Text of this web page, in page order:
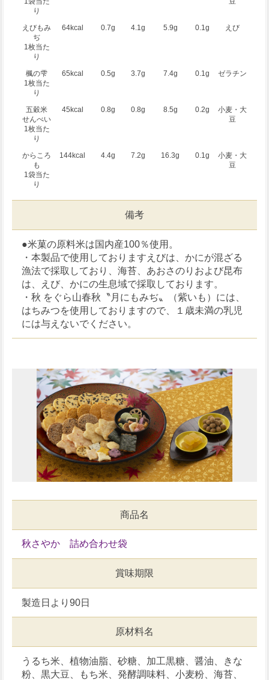
り
えびもみ
ぢ
1枚当た
り
64kcal 0.7g 4.1g 5.9g 0.1g えび
楓の雫
1枚当た
り
65kcal 0.5g 3.7g 7.4g 0.1g ゼラチン
五穀米
せんべい
1枚当た
り
45kcal 0.8g 0.8g 8.5g 0.2g
小麦・大
豆
からころ
も
1袋当た
り
144kcal 4.4g 7.2g 16.3g 0.1g
小麦・大
豆
備考
●米菓の原料米は国内産100％使用。
・本製品で使用しておりますえびは、かにが混ざる
漁法で採取しており、海苔、あおさのりおよび昆布
は、えび、かにの生息域で採取しております。
・秋 をぐら山春秋〝月にもみぢ〟（紫いも）には、
はちみつを使用しておりますので、１歳未満の乳児
には与えないでください。
商品名
秋さやか 詰め合わせ袋
賞味期限
製造日より90日
原材料名
うるち米、植物油脂、砂糖、加工黒糖、醤油、きな
粉、黒大豆、もち米、発酵調味料、小麦粉、海苔、